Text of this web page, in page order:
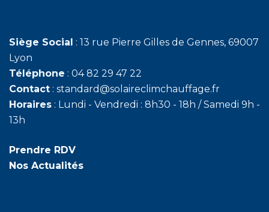
Siège Social : 13 rue Pierre Gilles de Gennes, 69007
Lyon
Téléphone : 04 82 29 47 22
Contact : standard@solaireclimchauffage.fr
Horaires : Lundi - Vendredi : 8h30 - 18h / Samedi 9h -
13h
Prendre RDV
Nos Actualités